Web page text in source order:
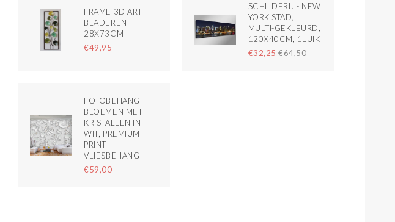
FRAME 3D ART -
BLADEREN
28X73CM
€49,95
SCHILDERIJ - NEW
YORK STAD,
MULTI-GEKLEURD,
120X40CM, 1LUIK
€32,25 €64,50
FOTOBEHANG -
BLOEMEN MET
KRISTALLEN IN
WIT, PREMIUM
PRINT
VLIESBEHANG
€59,00